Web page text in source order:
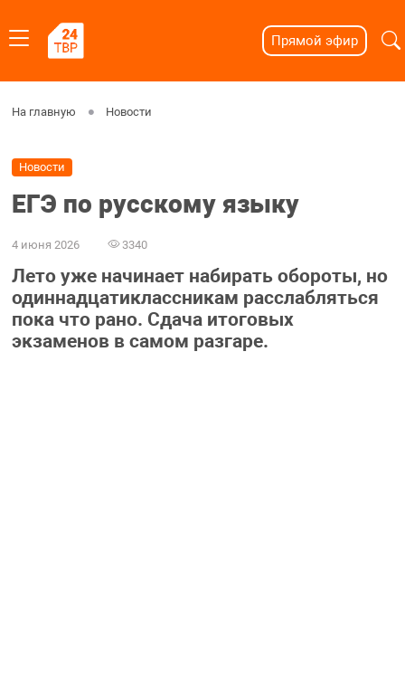
Прямой эфир
На главную Новости
Новости
ЕГЭ по русскому языку
4 июня 2026 3340
Лето уже начинает набирать обороты, но
одиннадцатиклассникам расслабляться
пока что рано. Сдача итоговых
экзаменов в самом разгаре.